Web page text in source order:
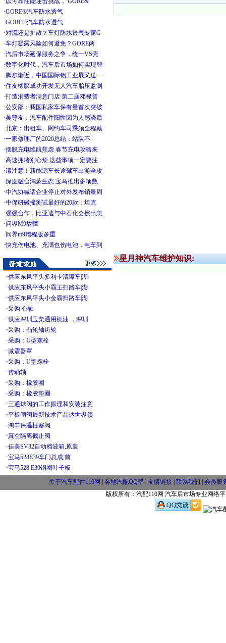
·GORE®汽车防水透气
·GORE®汽车防水透气
·对流还是扩散？车灯防水透气专家G
·车灯凝露风险如何避免？GORE两
·汽后市场延保服务之争，统一VS壳
·数字化时代，汽车后市场如何实现智
· 脚步渐近，中国国际铝工业展又送一
·住友橡胶成功开发无人汽车胎压监测
·打造消费者满意门店 第二届邓禄普
·公安部：我国私家车保有量首次突破
·吴尊友：汽车配件阳性因为人感染后
·北京：出租车、网约车司乘须全程戴
·一家修理厂的2020总结：站队不
·摆脱充电续航焦虑 春节充电攻略来
·高速拥堵别心烦 这些事项一定要注
·请注意！新能源车长途驾车出游全攻
·深度融合鸿蒙生态 宝马推出多项数
·中汽协喊话企业停止对外发布销量周
·中保研碰撞测试最好的20款：坦克
·强强合作，比亚迪与中石化会擦出怎
·问界M9故障
·问界m9增程版多重
·快充伤电池、充满也伤电池，电车到
·供应东风平头多利卡清障车|湖
·供应东风平头小霸王扫路车|湖
·供应东风平头小金霸扫路车|湖
·采购:心轴
·供应深圳玉柴通用机油 ，深圳
·采购：凸轮轴齿轮
·采购：U型螺栓
·减震器罩
·采购：U型螺栓
·传动轴
·采购：橡胶圈
·采购：橡胶垫圈
·三通球阀的工作原理和安装注意
·平板闸阀最新技术产品达世界领
·鸿丰保温柱塞阀
·真空隔离截止阀
·佳美SV32自动档波箱,原装
·宝马528E39车门总成,前
·宝马528 E39钢圈叶子板
星月神汽车维护知识:
关于汽车配件110网 各地汽配QQ群 友情链接 联系我们
会员服
版权所有：汽配110网 汽车后市场专业网络